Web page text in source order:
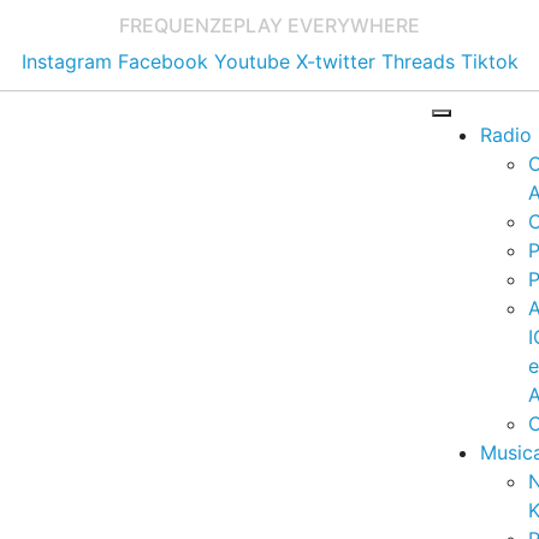
FREQUENZEPLAY EVERYWHERE
Instagram Facebook Youtube X-twitter Threads Tiktok
Radio
e